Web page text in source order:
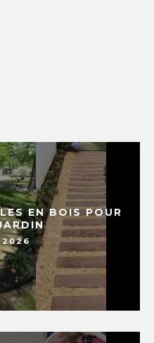
EN BOIS POUR
2026